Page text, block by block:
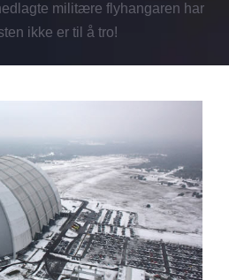
militære flyhangaren har
ikke er til å tro!